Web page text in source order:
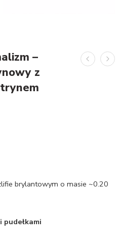
–
z
brylantowym o masie ~0.20
pudełkami